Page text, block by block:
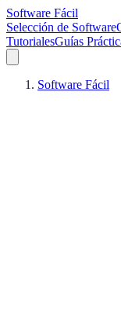
Software Fácil
Selección de Software
TutorialesGuías
Software Fácil